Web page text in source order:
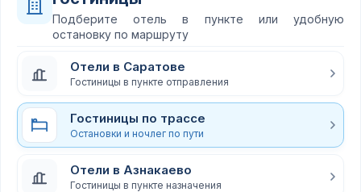
Подберите отель в пункте или удобную
остановку по маршруту
Отели в Саратове
Гостиницы в пункте отправления
Гостиницы по трассе
Остановки и ночлег по пути
Отели в Азнакаево
Гостиницы в пункте назначения